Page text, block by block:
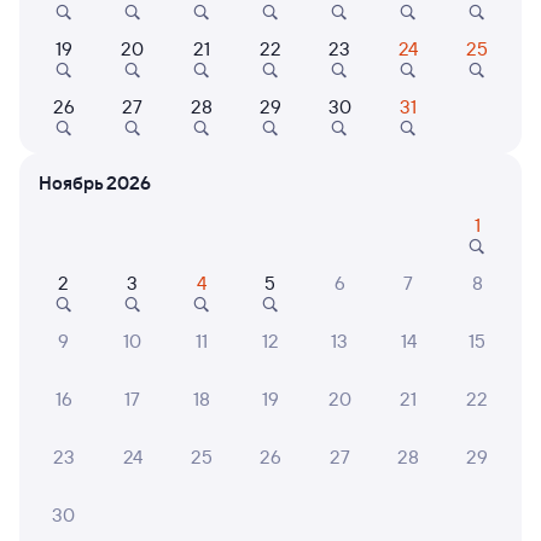
Выбор любимых мест на схемах вагонов
Подробные ответы на вопросы о поездке или
СМС-сопровождение до посадки в поезд
Оформление без регистрации на сайте
Частые вопросы
Что нужно, чтобы сесть в поезд?
Что делать, если ошибся при вводе данных
19 20 21 22 23 24 25
26 27 28 29 30 31
Ноябрь 2026
1
2 3 4 5 6 7 8
9 10 11 12 13 14 15
16 17 18 19 20 21 22
23 24 25 26 27 28 29
30